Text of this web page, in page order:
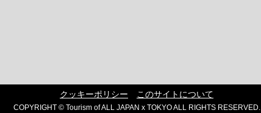
クッキーポリシー このサイトについて
COPYRIGHT © Tourism of ALL JAPAN x TOKYO ALL RIGHTS RESERVED.